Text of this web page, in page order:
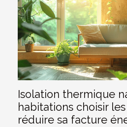
Isolation thermique
habitations choisir
réduire sa facture